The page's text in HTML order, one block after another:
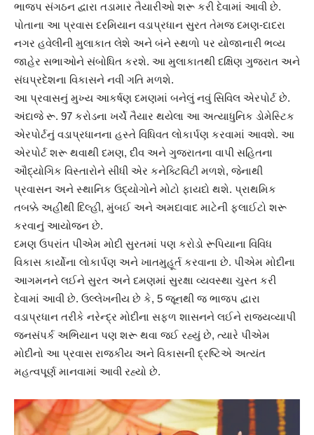
ભાજપ સંગઠન દ્વારા તડામાર તૈયારીઓ શરૂ કરી દેવામાં આવી છે.
પોતાના આ પ્રવાસ દરમિયાન વડાપ્રધાન સુરત તેમજ દમણ-દાદરા
નગર હવેલીની મુલાકાત લેશે અને બંને સ્થળો પર યોજાનારી ભવ્ય
જાહેર સભાઓને સંબોધિત કરશે. આ મુલાકાતથી દક્ષિણ ગુજરાત અને
સંઘપ્રદેશના વિકાસને નવી ગતિ મળશે.
આ પ્રવાસનું મુખ્ય આકર્ષણ દમણમાં બનેલું નવું સિવિલ એરપોર્ટ છે.
અંદાજે રૂ. 97 કરોડના ખર્ચે તૈયાર થયેલા આ અત્યાધુનિક ડોમેસ્ટિક
એરપોર્ટનું વડાપ્રધાનના હસ્તે વિધિવત લોકાર્પણ કરવામાં આવશે. આ
એરપોર્ટ શરૂ થવાથી દમણ, દીવ અને ગુજરાતના વાપી સહિતના
ઔદ્યોગિક વિસ્તારોને સીધી એર કનેક્ટિવિટી મળશે, જેનાથી
પ્રવાસન અને સ્થાનિક ઉદ્યોગોને મોટો ફાયદો થશે. પ્રાથમિક
તબક્કે અહીંથી દિલ્હી, મુંબઈ અને અમદાવાદ માટેની ફ્લાઈટો શરૂ
કરવાનું આયોજન છે.
દમણ ઉપરાંત પીએમ મોદી સુરતમાં પણ કરોડો રૂપિયાના વિવિધ
વિકાસ કાર્યોના લોકાર્પણ અને ખાતમુહૂર્ત કરવાના છે. પીએમ મોદીના
આગમનને લઈને સુરત અને દમણમાં સુરક્ષા વ્યવસ્થા ચુસ્ત કરી
દેવામાં આવી છે. ઉલ્લેખનીય છે કે, 5 જૂનથી જ ભાજપ દ્વારા
વડાપ્રધાન તરીકે નરેન્દ્ર મોદીના સફળ શાસનને લઈને રાજ્યવ્યાપી
જનસંપર્ક અભિયાન પણ શરૂ થવા જઈ રહ્યું છે, ત્યારે પીએમ
મોદીનો આ પ્રવાસ રાજકીય અને વિકાસની દ્રષ્ટિએ અત્યંત
મહત્વપૂર્ણ માનવામાં આવી રહ્યો છે.